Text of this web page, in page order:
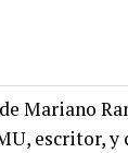
Mariano
escritor,